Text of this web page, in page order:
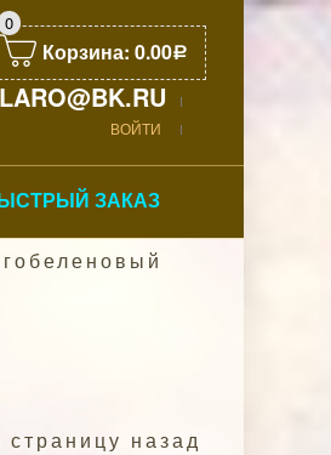
0
Корзина: 0.00Р
LARO@BK.RU
ВОЙТИ
ЗАКАЗ
назад